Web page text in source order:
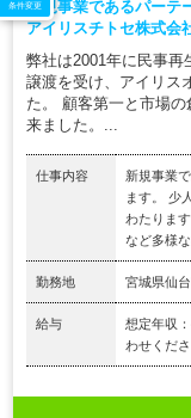
新規事業であるパーテ
アイリスチトセ株式会
弊社は2001年に民事再
譲渡を受け、アイリス
た。 顧客第一と市場
来ました。...
仕事内容
新規事業
ます。 少
わたりま
など多様
勤務地 宮城県仙
給与
想定年収
わせくださ
条件変更